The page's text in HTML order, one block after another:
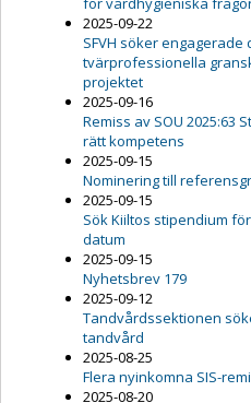
2025-09-22
SFVH söker engagerade
tvärprofessionella
projektet
2025-09-16
Remiss av SOU 2025:63
rätt kompetens
2025-09-15
Nominering till
2025-09-15
Sök Kiiltos stipendium
datum
2025-09-15
Nyhetsbrev 179
2025-09-12
Tandvårdssektionen
tandvård
2025-08-25
Flera nyinkomna SIS-
2025-08-20